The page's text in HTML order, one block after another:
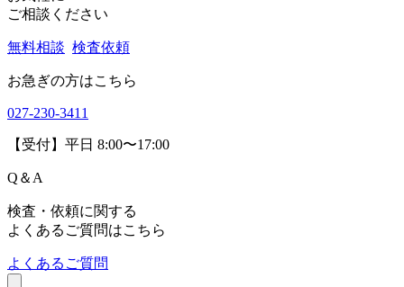
お気軽に
ご相談ください
無料相談 検査依頼
お急ぎの方はこちら
027-230-3411
【受付】平日 8:00〜17:00
Q ＆A
検査・依頼に関する
よくあるご質問はこちら
よくあるご質問